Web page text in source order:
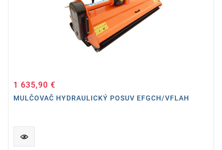
1 635,90 €
MULČOVAČ HYDRAULICKÝ POSUV EFGCH/VFLAH